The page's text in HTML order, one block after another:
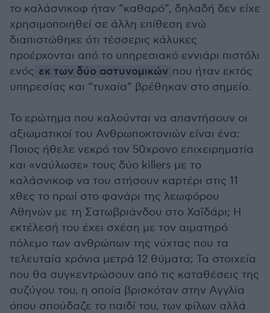
το καλάσνικοφ ήταν “καθαρό”, δηλαδή δεν είχε
χρησιμοποιηθεί σε άλλη επίθεση ενώ
διαπιστώθηκε ότι τέσσερις κάλυκες
προέρχονται από το υπηρεσιακό εννιάρι πιστόλι
ενός εκ των δύο αστυνομικών που ήταν εκτός
υπηρεσίας και “τυχαία” βρέθηκαν στο σημείο.
Το ερώτημα που καλούνται να απαντήσουν οι
αξιωματικοί του Ανθρωποκτονιών είναι ένα:
Ποιος ήθελε νεκρό τον 50χρονο επιχειρηματία
και «ναύλωσε» τους δύο killers με το
καλάσνικοφ να του στήσουν καρτέρι στις 11
χθες το πρωί στο φανάρι της λεωφόρου
Αθηνών με τη Σατωβριάνδου στο Χαϊδάρι; Η
εκτέλεσή του έχει σχέση με τον αιματηρό
πόλεμο των ανθρώπων της νύχτας που τα
τελευταία χρόνια μετρά 12 θύματα; Τα στοιχεία
που θα συγκεντρώσουν από τις καταθέσεις της
συζύγου του, η οποία βρισκόταν στην Αγγλία
όπου σπούδαζε το παιδί του, των φίλων αλλά